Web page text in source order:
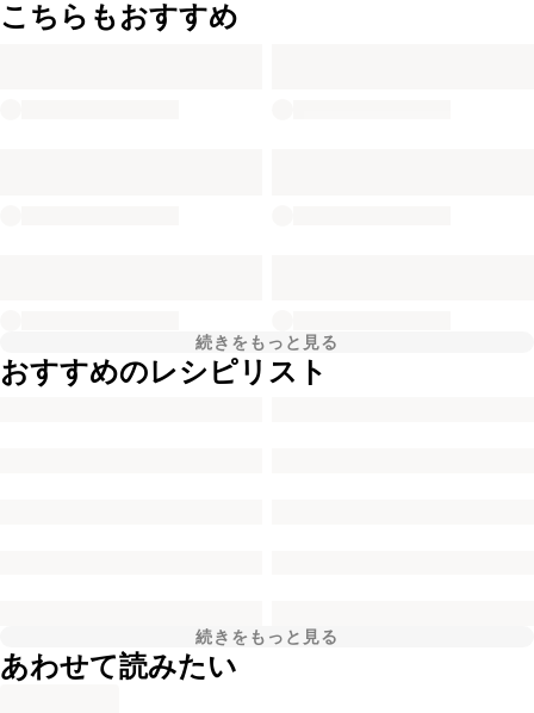
こちらもおすすめ
続きをもっと見る
おすすめのレシピリスト
続きをもっと見る
あわせて読みたい